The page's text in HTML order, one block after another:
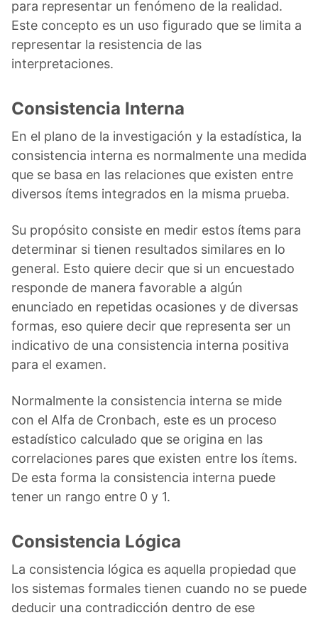
para representar un fenómeno de la realidad.
Este concepto es un uso figurado que se limita a
representar la resistencia de las
interpretaciones.
Consistencia Interna
En el plano de la investigación y la estadística, la
consistencia interna es normalmente una medida
que se basa en las relaciones que existen entre
diversos ítems integrados en la misma prueba.
Su propósito consiste en medir estos ítems para
determinar si tienen resultados similares en lo
general. Esto quiere decir que si un encuestado
responde de manera favorable a algún
enunciado en repetidas ocasiones y de diversas
formas, eso quiere decir que representa ser un
indicativo de una consistencia interna positiva
para el examen.
Normalmente la consistencia interna se mide
con el Alfa de Cronbach, este es un proceso
estadístico calculado que se origina en las
correlaciones pares que existen entre los ítems.
De esta forma la consistencia interna puede
tener un rango entre 0 y 1.
Consistencia Lógica
La consistencia lógica es aquella propiedad que
los sistemas formales tienen cuando no se puede
deducir una contradicción dentro de ese